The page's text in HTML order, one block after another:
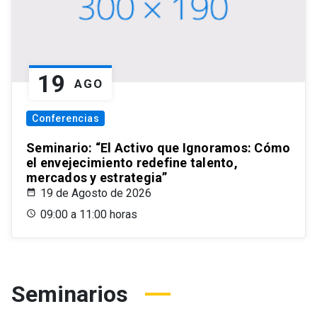
19 AGO
Conferencias
Seminario: “El Activo que Ignoramos: Cómo
el envejecimiento redefine talento,
mercados y estrategia”
19 de Agosto de 2026
09:00 a 11:00 horas
Seminarios